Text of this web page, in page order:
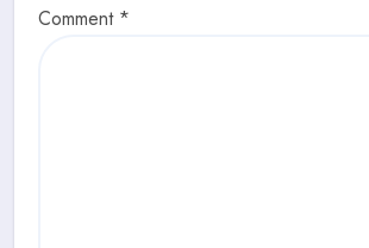
Comment *